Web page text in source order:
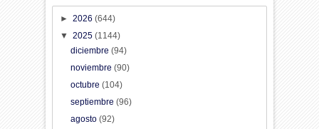
►2026(644)
▼2025(1144)
diciembre (94)
noviembre (90)
octubre (104)
septiembre (96)
agosto (92)